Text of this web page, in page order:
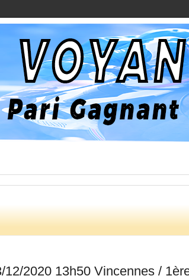
12/2020 13h50 Vincennes /